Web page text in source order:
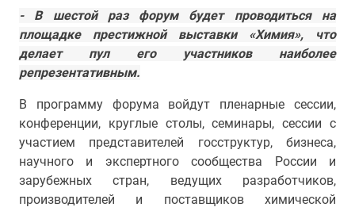
- В шестой раз форум будет проводиться на
площадке престижной выставки «Химия», что
делает пул его участников наиболее
репрезентативным.
В программу форума войдут пленарные сессии,
конференции, круглые столы, семинары, сессии с
участием представителей госструктур, бизнеса,
научного и экспертного сообщества России и
зарубежных стран, ведущих разработчиков,
производителей и поставщиков химической